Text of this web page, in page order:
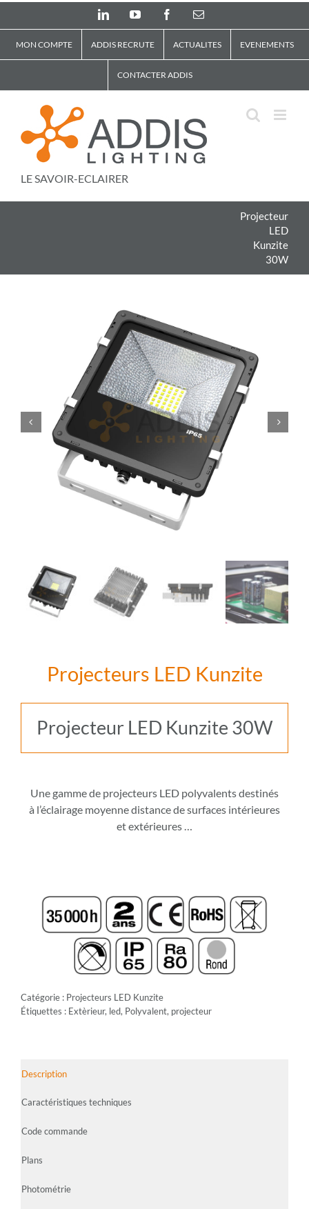
LinkedInYouTube FacebookEmail
MON COMPTE ADDIS RECRUTE ACTUALITES EVENEMENTS
CONTACTER ADDIS
LE SAVOIR-ECLAIRER
Projecteur
LED
Kunzite
30W
Projecteurs LED Kunzite
Projecteur LED Kunzite 30W
Une gamme de projecteurs LED polyvalents destinés
à l’éclairage moyenne distance de surfaces intérieures
et extérieures …
Catégorie : Projecteurs LED Kunzite
Étiquettes : Extèrieur, led, Polyvalent, projecteur
Description
Caractéristiques techniques
Code commande
Plans
Photométrie